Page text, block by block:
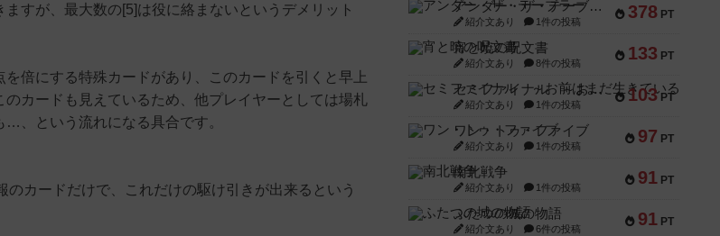
すが、最大数の[5]は役に絡まないというデメリット
倍にする特殊カードがあり、このカードを引くと早上
カードも見えているため、他プレイヤーとしては場札
、という流れになる具合です。
カードだけで、これだけの駆け引きが出来るという
378 PT
アンダー・ザ・テーブラー
紹介文あり 1件の投稿
133 PT
宵と暁の呪文書
紹介文あり 8件の投稿
103 PT
セミファイナル ～お前はまだ生きている～
紹介文あり 1件の投稿
97 PT
ワン・トゥ・ファイブ
紹介文あり 1件の投稿
91 PT
南北戦争
紹介文あり 1件の投稿
91 PT
ふたつの城の物語
紹介文あり 6件の投稿